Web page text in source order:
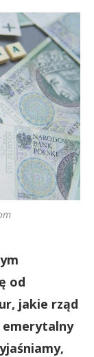
od
jakie rząd
emerytalny